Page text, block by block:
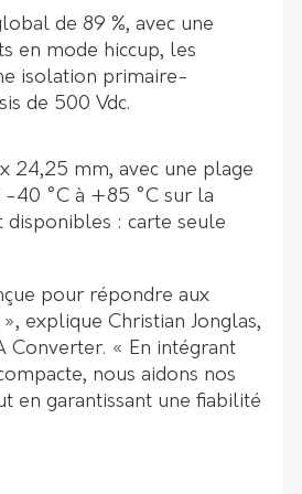
de 89 %, avec une
en mode hiccup, les
isolation primaire-
de 500 Vdc.
24,25 mm, avec une plage
40 °C à +85 °C sur la
disponibles : carte seule
pour répondre aux
explique Christian Jonglas,
Converter. « En intégrant
nous aidons nos
en garantissant une fiabilité